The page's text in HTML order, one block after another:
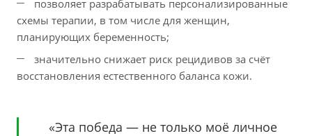
позволяет разрабатывать персонализированные
схемы терапии, в том числе для женщин,
планирующих беременность;
значительно снижает риск рецидивов за счёт
восстановления естественного баланса кожи.
«Эта победа — не только моё личное